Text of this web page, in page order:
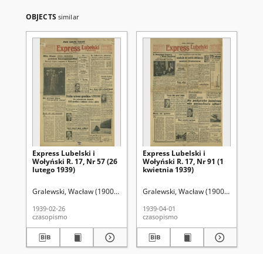
OBJECTS similar
Express Lubelski i
Wołyński R. 17, Nr 57 (26
lutego 1939)
Gralewski, Wacław (1900-1972). Red.
1939-02-26
czasopismo
Express Lubelski i
Wołyński R. 17, Nr 91 (1
kwietnia 1939)
Gralewski, Wacław (1900-1972). Red.
1939-04-01
czasopismo